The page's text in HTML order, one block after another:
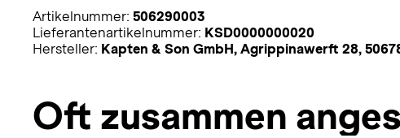
Artikelnummer: 506290003
Lieferantenartikelnummer: KSD0000000020
Hersteller: Kapten & Son GmbH, Agrippinawerft 28,
Oft zusammen